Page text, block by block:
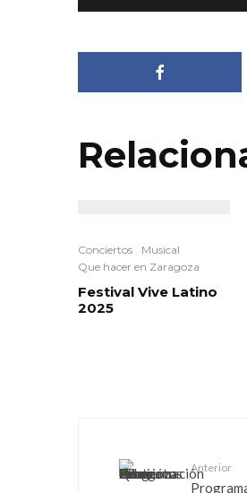
Conciertos
Musical
Que hacer en Zaragoza
Festival Vive Latino
2025
Anterior